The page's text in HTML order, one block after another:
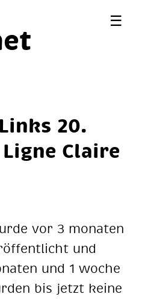
Links 20.
Clai­re
vor 3 monaten
und
und 1 woche
bis jetzt keine
☰